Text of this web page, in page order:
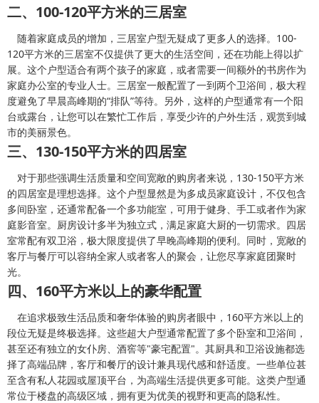
二、100-120平方米的三居室
随着家庭成员的增加，三居室户型无疑成了更多人的选择。100-
120平方米的三居室不仅提供了更大的生活空间，还在功能上得以扩
展。这个户型适合有两个孩子的家庭，或者需要一间额外的书房作为
家庭办公室的专业人士。三居室一般配置了一到两个卫浴间，极大程
度避免了早晨高峰期的“排队”等待。另外，这样的户型通常有一个阳
台或露台，让您可以在繁忙工作后，享受少许的户外生活，观赏到城
市的美丽景色。
三、130-150平方米的四居室
对于那些强调生活质量和空间宽敞的购房者来说，130-150平方米
的四居室是理想选择。这个户型显然是为多成员家庭设计，不仅包含
多间卧室，还通常配备一个多功能室，可用于健身、手工或者作为家
庭影音室。厨房设计多半为独立式，满足家庭大厨的一切需求。四居
室常配有双卫浴，极大限度提供了早晚高峰期的便利。同时，宽敞的
客厅与餐厅可以容纳全家人或者客人的聚会，让您尽享家庭团聚时
光。
四、160平方米以上的豪华配置
在追求极致生活品质和奢华体验的购房者眼中，160平方米以上的
段位无疑是终极选择。这些超大户型通常配置了多个卧室和卫浴间，
甚至还有独立的女仆房、酒窖等"豪宅配置"。其厨具和卫浴设施都选
择了高端品牌，客厅和餐厅的设计兼具现代感和舒适度。一些单位甚
至含有私人花园或屋顶平台，为高端生活提供更多可能。这类户型通
常位于楼盘的高级区域，拥有更为优美的视野和更高的隐私性。